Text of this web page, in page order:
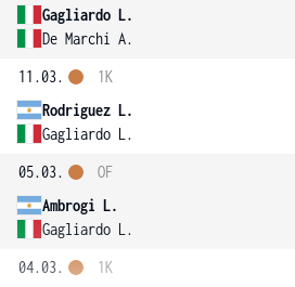
Gagliardo L.
De Marchi A.
11.03.
Rodriguez L.
Gagliardo L.
1K
05.03.
Ambrogi L.
Gagliardo L.
OF
04.03.
1K